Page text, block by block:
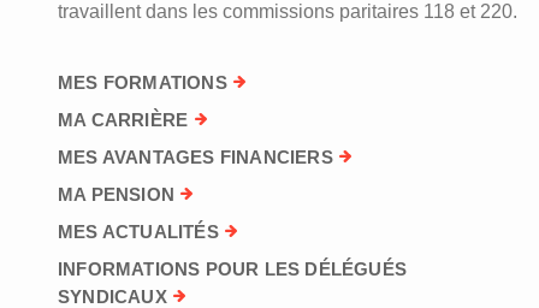
travaillent dans les commissions paritaires 118 et 220.
MES FORMATIONS
MA CARRIÈRE
MES AVANTAGES FINANCIERS
MA PENSION
MES ACTUALITÉS
INFORMATIONS POUR LES DÉLÉGUÉS
SYNDICAUX